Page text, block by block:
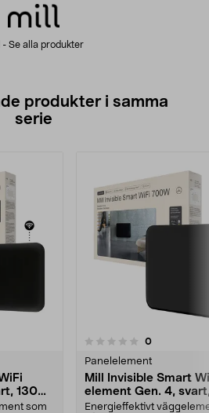
- Se alla produkter
produkter i samma
serie
1300
som
0recensioner
Panelelement
Mill Invisible Smart
element Gen. 4,
Energieffektivt